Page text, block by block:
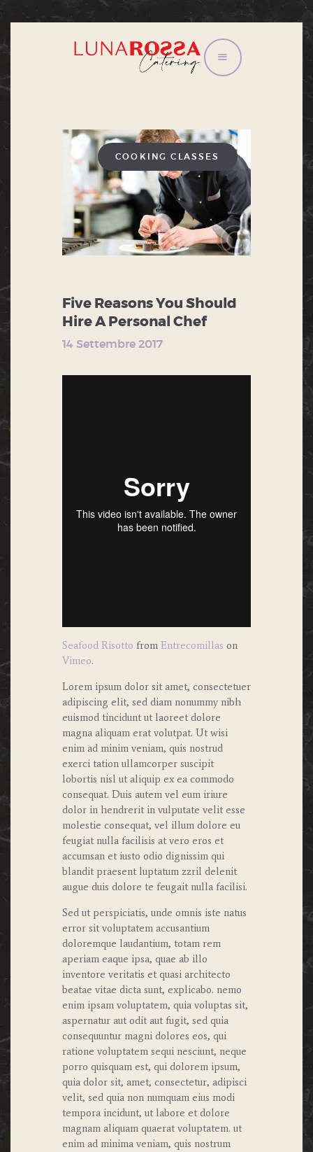
CONVEGNI
EVENTI
IL TRAM
LISTINO
CONTATTI
PRIVACY POLICY
COOKING CLASSES
Five Reasons You Should
Hire A Personal Chef
14 Settembre 2017
Seafood Risotto from Entrecomillas on
Vimeo.
Lorem ipsum dolor sit amet, consectetuer
adipiscing elit, sed diam nonummy nibh
euismod tincidunt ut laoreet dolore
magna aliquam erat volutpat. Ut wisi
enim ad minim veniam, quis nostrud
exerci tation ullamcorper suscipit
lobortis nisl ut aliquip ex ea commodo
consequat. Duis autem vel eum iriure
dolor in hendrerit in vulputate velit esse
molestie consequat, vel illum dolore eu
feugiat nulla facilisis at vero eros et
accumsan et iusto odio dignissim qui
blandit praesent luptatum zzril delenit
augue duis dolore te feugait nulla facilisi.
Sed ut perspiciatis, unde omnis iste natus
error sit voluptatem accusantium
doloremque laudantium, totam rem
aperiam eaque ipsa, quae ab illo
inventore veritatis et quasi architecto
beatae vitae dicta sunt, explicabo. nemo
enim ipsam voluptatem, quia voluptas sit,
aspernatur aut odit aut fugit, sed quia
consequuntur magni dolores eos, qui
ratione voluptatem sequi nesciunt, neque
porro quisquam est, qui dolorem ipsum,
quia dolor sit, amet, consectetur, adipisci
velit, sed quia non numquam eius modi
tempora incidunt, ut labore et dolore
magnam aliquam quaerat voluptatem. ut
enim ad minima veniam, quis nostrum